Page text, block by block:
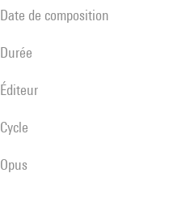
date de composition
durée
éditeur
Cycle
Opus